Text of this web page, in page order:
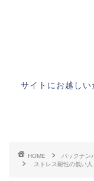
サイトにお越しい
HOME バックナン
ストレス耐性の低い